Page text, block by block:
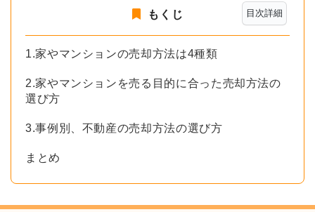
目次詳細
もくじ
1.家やマンションの売却方法は4種類
2.家やマンションを売る目的に合った売却方法の
選び方
3.事例別、不動産の売却方法の選び方
まとめ